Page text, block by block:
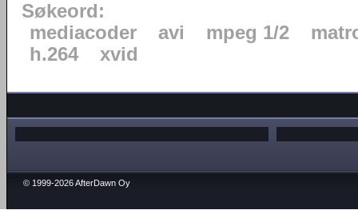
Søkeord:
mediacoder
avi mpeg 1/2
h.264
xvid
© 1999-2026 AfterDawn Oy